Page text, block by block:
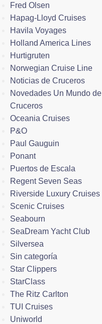
Fred Olsen
Hapag-Lloyd Cruises
Havila Voyages
Holland America Lines
Hurtigruten
Norwegian Cruise Line
Noticias de Cruceros
Novedades Un Mundo de
Cruceros
Oceania Cruises
P&O
Paul Gauguin
Ponant
Puertos de Escala
Regent Seven Seas
Riverside Luxury Cruises
Scenic Cruises
Seabourn
SeaDream Yacht Club
Silversea
Sin categoría
Star Clippers
StarClass
The Ritz Carlton
TUI Cruises
Uniworld